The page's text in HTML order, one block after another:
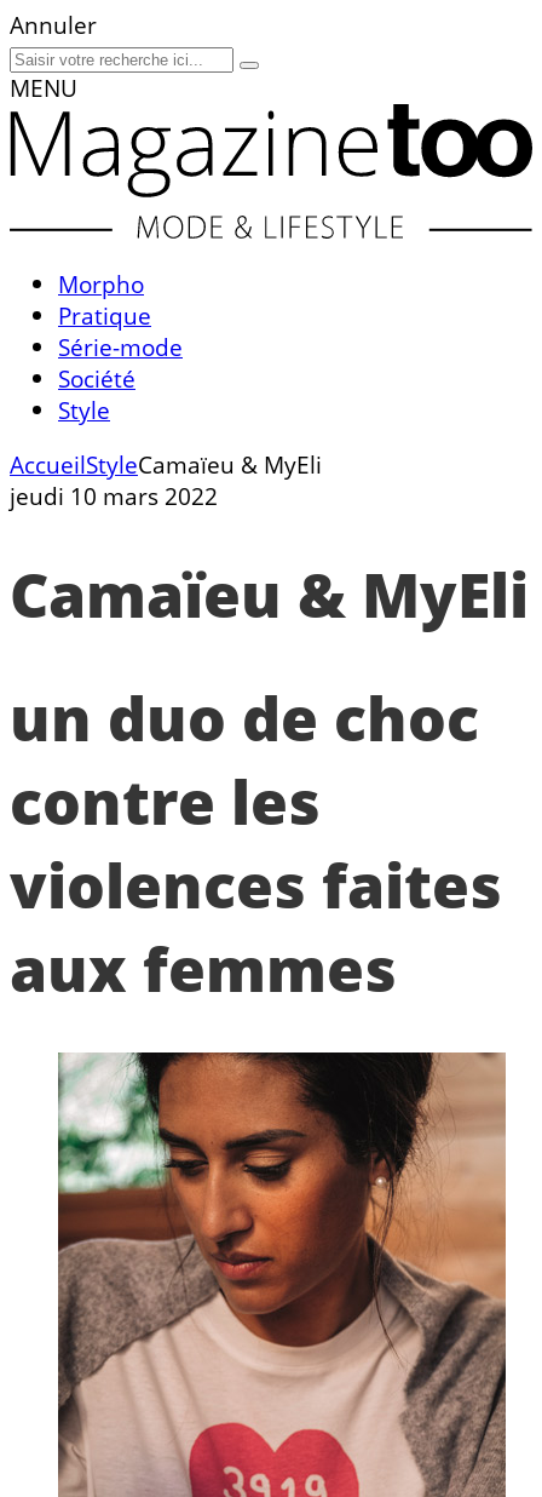
Annuler
MENU
Morpho
Pratique
Série-mode
Société
Style
AccueilStyleCamaïeu & MyEli
jeudi 10 mars 2022
Camaïeu & MyEli
un duo de choc
contre les
violences faites
aux femmes